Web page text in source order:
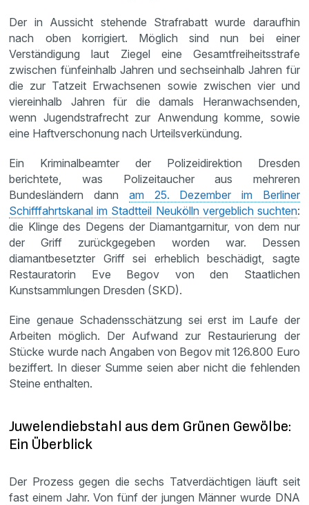
Der in Aussicht stehende Strafrabatt wurde daraufhin
nach oben korrigiert. Möglich sind nun bei einer
Verständigung laut Ziegel eine Gesamtfreiheitsstrafe
zwischen fünfeinhalb Jahren und sechseinhalb Jahren für
die zur Tatzeit Erwachsenen sowie zwischen vier und
viereinhalb Jahren für die damals Heranwachsenden,
wenn Jugendstrafrecht zur Anwendung komme, sowie
eine Haftverschonung nach Urteilsverkündung.
Ein Kriminalbeamter der Polizeidirektion Dresden
berichtete, was Polizeitaucher aus mehreren
Bundesländern dann am 25. Dezember im Berliner
Schifffahrtskanal im Stadtteil Neukölln vergeblich suchten:
die Klinge des Degens der Diamantgarnitur, von dem nur
der Griff zurückgegeben worden war. Dessen
diamantbesetzter Griff sei erheblich beschädigt, sagte
Restauratorin Eve Begov von den Staatlichen
Kunstsammlungen Dresden (SKD).
Eine genaue Schadensschätzung sei erst im Laufe der
Arbeiten möglich. Der Aufwand zur Restaurierung der
Stücke wurde nach Angaben von Begov mit 126.800 Euro
beziffert. In dieser Summe seien aber nicht die fehlenden
Steine enthalten.
Juwelendiebstahl aus dem Grünen Gewölbe:
Ein Überblick
Der Prozess gegen die sechs Tatverdächtigen läuft seit
fast einem Jahr. Von fünf der jungen Männer wurde DNA